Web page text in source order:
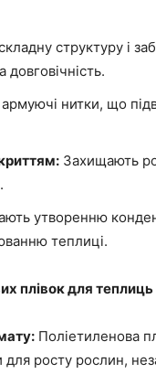
структуру і
довговічність.
армуючі нитки, що
Захищають
утворенню
теплиці.
плівок для теплиць
Поліетиленова
для росту рослин,